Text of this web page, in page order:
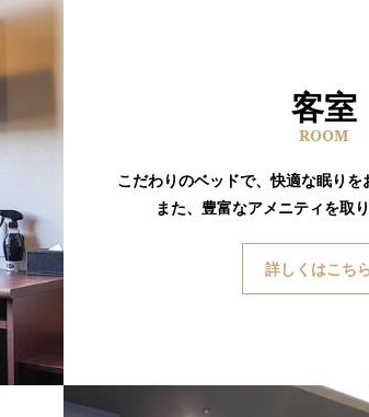
客室
ROOM
こだわりのベッドで、快適な眠りを
また、豊富なアメニティを取
詳しくはこち